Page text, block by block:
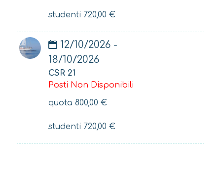
studenti 720,00 €
12/10/2026 -
18/10/2026
CSR 21
Posti Non Disponibili
quota 800,00 €
studenti 720,00 €